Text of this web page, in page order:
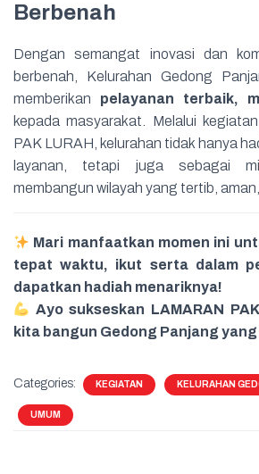
Berbenah
Dengan semangat inovasi dan
berbenah, Kelurahan Gedong
memberikan pelayanan terbaik,
kepada masyarakat. Melalui
PAK LURAH, kelurahan tidak hanya
layanan, tetapi juga sebagai
membangun wilayah yang tertib,
Mari manfaatkan momen ini
tepat waktu, ikut serta dalam
dapatkan hadiah menariknya!
Ayo sukseskan LAMARAN
kita bangun Gedong Panjang
Categories: KEGIATAN KELURAHAN
UMUM